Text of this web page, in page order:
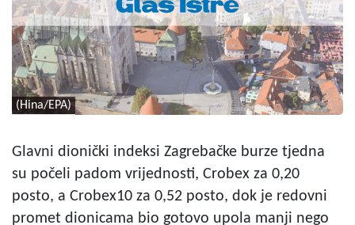
(Hina/EPA)
Glavni dionički indeksi Zagrebačke burze tjedna
su počeli padom vrijednosti, Crobex za 0,20
posto, a Crobex10 za 0,52 posto, dok je redovni
promet dionicama bio gotovo upola manji nego